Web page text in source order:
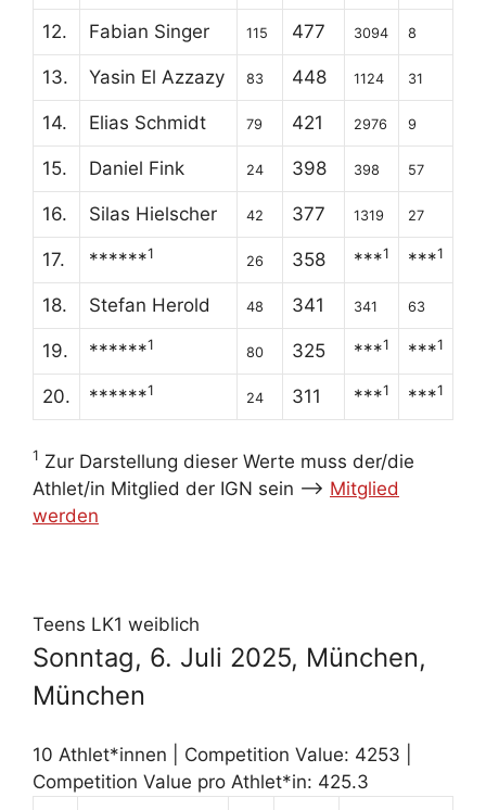
12. Fabian Singer 115 477 3094 8
13. Yasin El Azzazy 83 448 1124 31
14. Elias Schmidt 79 421 2976 9
15. Daniel Fink 24 398 398 57
16. Silas Hielscher 42 377 1319 27
17. ******1 26 358 ***1 ***1
18. Stefan Herold 48 341 341 63
19. ******1 80 325 ***1 ***1
20. ******1 24 311 ***1 ***1
1 Zur Darstellung dieser Werte muss der/die
Athlet/in Mitglied der IGN sein --> Mitglied
werden
Teens LK1 weiblich
Sonntag, 6. Juli 2025, München,
München
10 Athlet*innen | Competition Value: 4253 |
Competition Value pro Athlet*in: 425.3